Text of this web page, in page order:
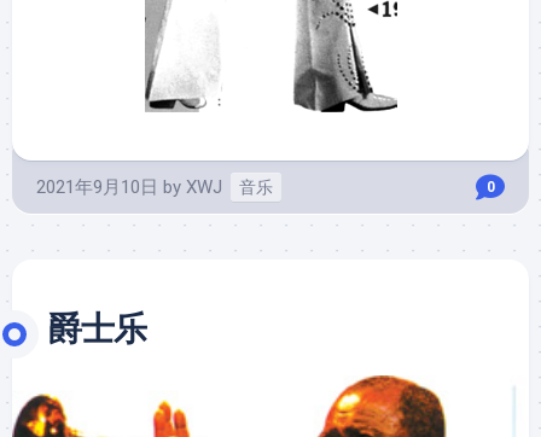
2021年9月10日 by XWJ 音乐 0
爵士乐